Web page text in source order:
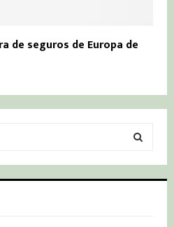
de seguros de Europa de
S